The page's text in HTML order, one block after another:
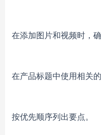
在添加图片和视频时，
在产品标题中使用相关
按优先顺序列出要点。